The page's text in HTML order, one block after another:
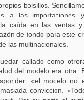
bolsillos.
a las importaciones
la caída en las ventas
de fondo para este
las multinacionales.
callado como
del modelo era otra.
«el modelo no
convicción.